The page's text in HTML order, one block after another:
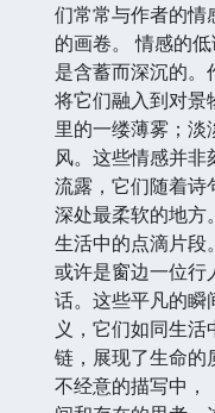
们常常与作者的情
的画卷。 情感的
是含蓄而深沉的。
将它们融入到对景
里的一缕薄雾；淡
风。这些情感并
流露，它们随着诗
深处最柔软的地方
生活中的点滴片段
或许是窗边一位行
话。这些平凡的瞬
义，它们如同生
链，展现了生命的
不经意的描写中，